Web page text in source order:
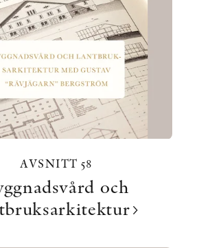
AVSNITT 58
och